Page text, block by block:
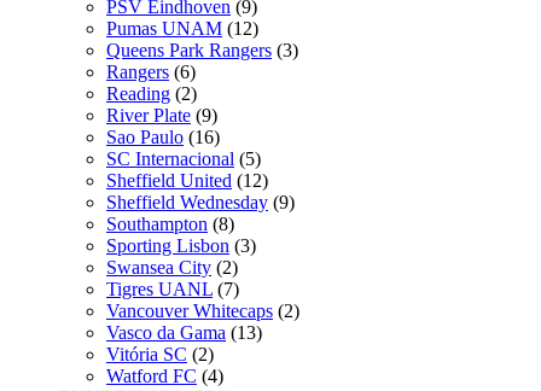
PSV Eindhoven (9)
Pumas UNAM (12)
Queens Park Rangers (3)
Rangers (6)
Reading (2)
River Plate (9)
Sao Paulo (16)
SC Internacional (5)
Sheffield United (12)
Sheffield Wednesday (9)
Southampton (8)
Sporting Lisbon (3)
Swansea City (2)
Tigres UANL (7)
Vancouver Whitecaps (2)
Vasco da Gama (13)
Vitória SC (2)
Watford FC (4)